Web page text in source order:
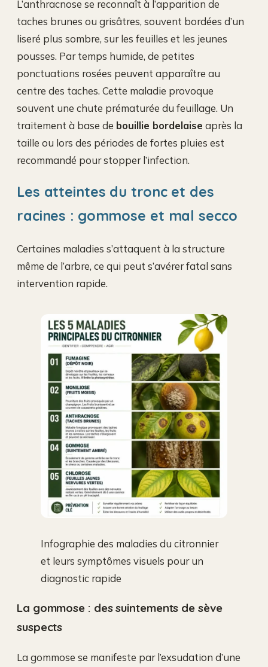
L’anthracnose se reconnaît à l’apparition de
taches brunes ou grisâtres, souvent bordées d’un
liseré plus sombre, sur les feuilles et les jeunes
pousses. Par temps humide, de petites
ponctuations rosées peuvent apparaître au
centre des taches. Cette maladie provoque
souvent une chute prématurée du feuillage. Un
traitement à base de bouillie bordelaise après la
taille ou lors des périodes de fortes pluies est
recommandé pour stopper l’infection.
Les atteintes du tronc et des
racines : gommose et mal secco
Certaines maladies s’attaquent à la structure
même de l’arbre, ce qui peut s’avérer fatal sans
intervention rapide.
Infographie des maladies du citronnier
et leurs symptômes visuels pour un
diagnostic rapide
La gommose : des suintements de sève
suspects
La gommose se manifeste par l’exsudation d’une